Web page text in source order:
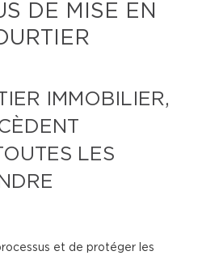
DE MISE EN
IMMOBILIER,
LES
et de protéger les